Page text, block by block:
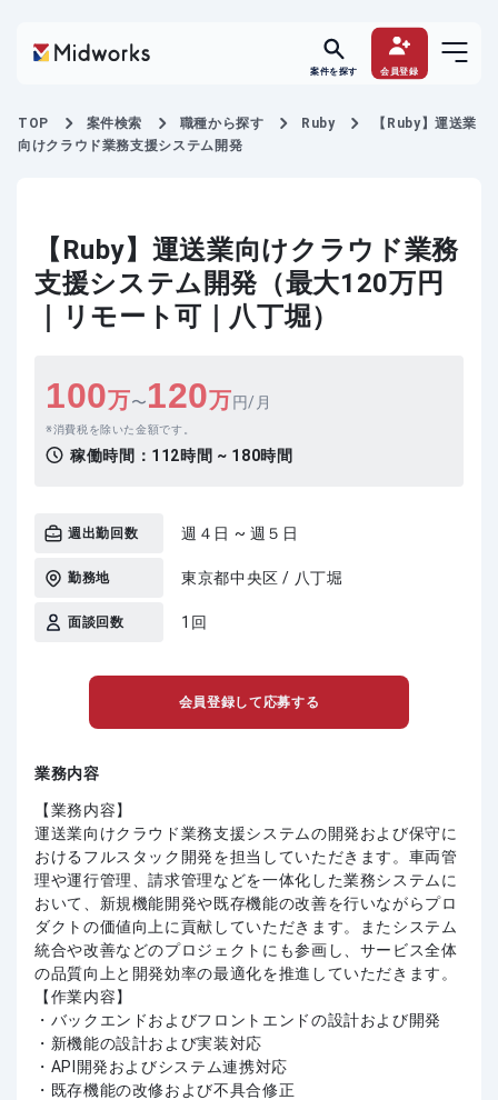
案件を探す 会員登録
TOP 案件検索 職種から探す Ruby
【Ruby】運送業
向けクラウド業務支援システム開発
【Ruby】運送業向けクラウド業務
支援システム開発（最大120万円
｜リモート可｜八丁堀）
100万〜120万円/月
消費税を除いた金額です。
稼働時間： 112時間 ~ 180時間
週出勤回数 週４日 ~ 週５日
勤務地 東京都中央区 / 八丁堀
面談回数 1回
会員登録して応募する
業務内容
【業務内容】
運送業向けクラウド業務支援システムの開発および保守に
おけるフルスタック開発を担当していただきます。車両管
理や運行管理、請求管理などを一体化した業務システムに
おいて、新規機能開発や既存機能の改善を行いながらプロ
ダクトの価値向上に貢献していただきます。またシステム
統合や改善などのプロジェクトにも参画し、サービス全体
の品質向上と開発効率の最適化を推進していただきます。
【作業内容】
・バックエンドおよびフロントエンドの設計および開発
・新機能の設計および実装対応
・API開発およびシステム連携対応
・既存機能の改修および不具合修正